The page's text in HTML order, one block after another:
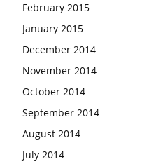
February 2015
January 2015
December 2014
November 2014
October 2014
September 2014
August 2014
July 2014